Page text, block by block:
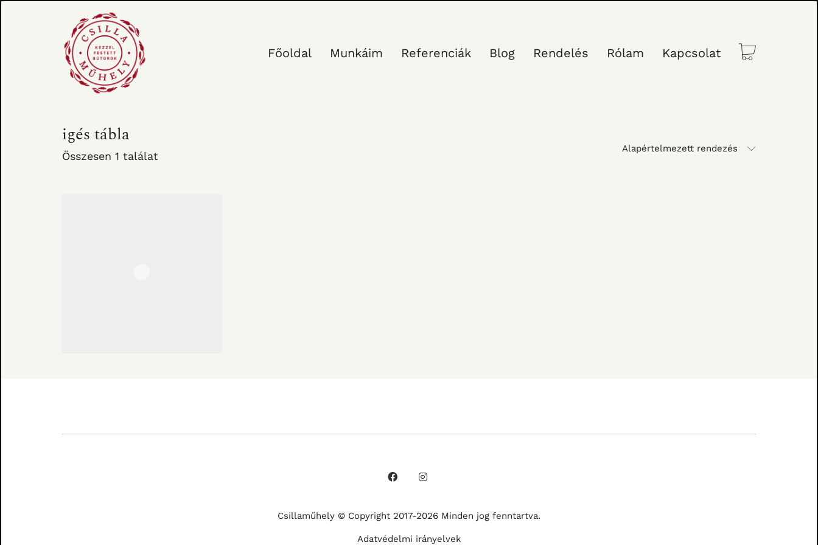
Főoldal Munkáim Referenciák Blog Rendelés Rólam Kapcsolat
igés tábla
Összesen 1 találat
Alapértelmezett rendezés
Csillaműhely © Copyright 2017-2026 Minden jog fenntartva.
Adatvédelmi irányelvek